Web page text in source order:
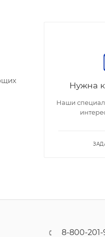
Нужна
Наши
8-800-201-